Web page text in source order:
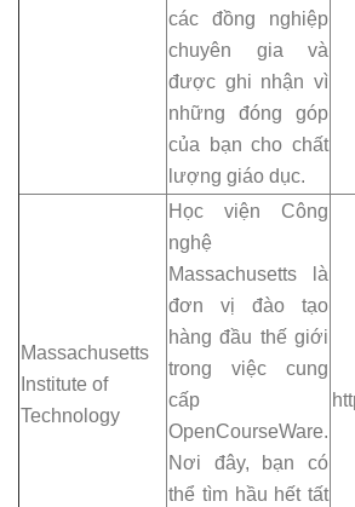
các đồng nghiệp
chuyên gia và
được ghi nhận vì
những đóng góp
của bạn cho chất
lượng giáo dục.
Massachusetts
Institute of
Technology
Học viện Công
nghệ
Massachusetts là
đơn vị đào tạo
hàng đầu thế giới
trong việc cung
cấp
OpenCourseWare.
Nơi đây, bạn có
thể tìm hầu hết tất